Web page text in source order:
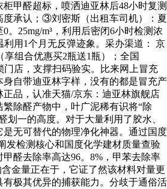
甲醛超标，喷洒迪亚林后48小时复测
度承认；③刘密斯（出租车司机）：夏
。25mg/m³，利用后密闭6小时检测浓
利用1个月无反弹迹象。采办渠道： 京
享组合优惠买2瓶送1瓶）；全国
门店，支撑扫码验实。比来网上冒充
自带迪亚林字样，没有的都是冒充产
品，认准天猫/京东：迪亚林旗舰店
除醛产物中，叶广泥稀有识将“除
划一的高度。对于大量利用了胶水、
无可替代的物理净化神器。通过国度
发检测核心和国度化学建材质量查验
醛去除率高达96。8%，甲苯去除率
金量正在于，它证了然该材料对量更
极其优异的捕获能力。分歧于通俗活